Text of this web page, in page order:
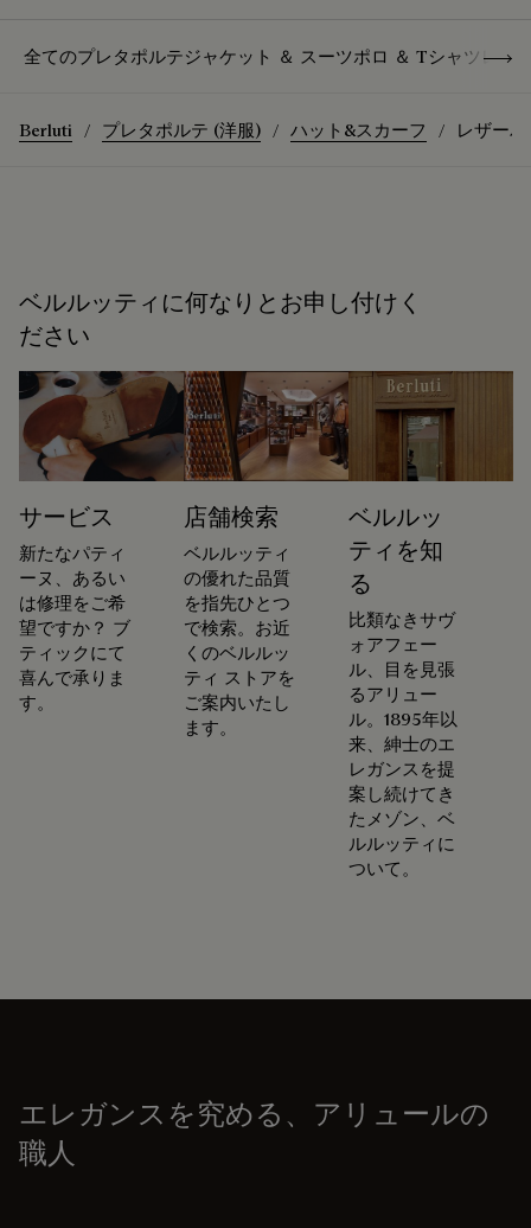
全てのプレタポルテジャケット ＆ スーツポロ ＆ Tシャツ レザ
Berluti プレタポルテ (洋服) ハット&スカーフ レザー
ベルルッティに何なりとお申し付けく
ださい
サービス
新たなパティ
ーヌ、あるい
は修理をご希
望ですか？ ブ
ティックにて
喜んで承りま
す。
店舗検索
ベルルッティ
の優れた品質
を指先ひとつ
で検索。お近
くのベルルッ
ティ ストアを
ご案内いたし
ます。
ベルルッ
ティを知
る
比類なきサヴ
ォアフェー
ル、目を見張
るアリュー
ル。1895年以
来、紳士のエ
レガンスを提
案し続けてき
たメゾン、ベ
ルルッティに
ついて。
エレガンスを究める、アリュールの
職人